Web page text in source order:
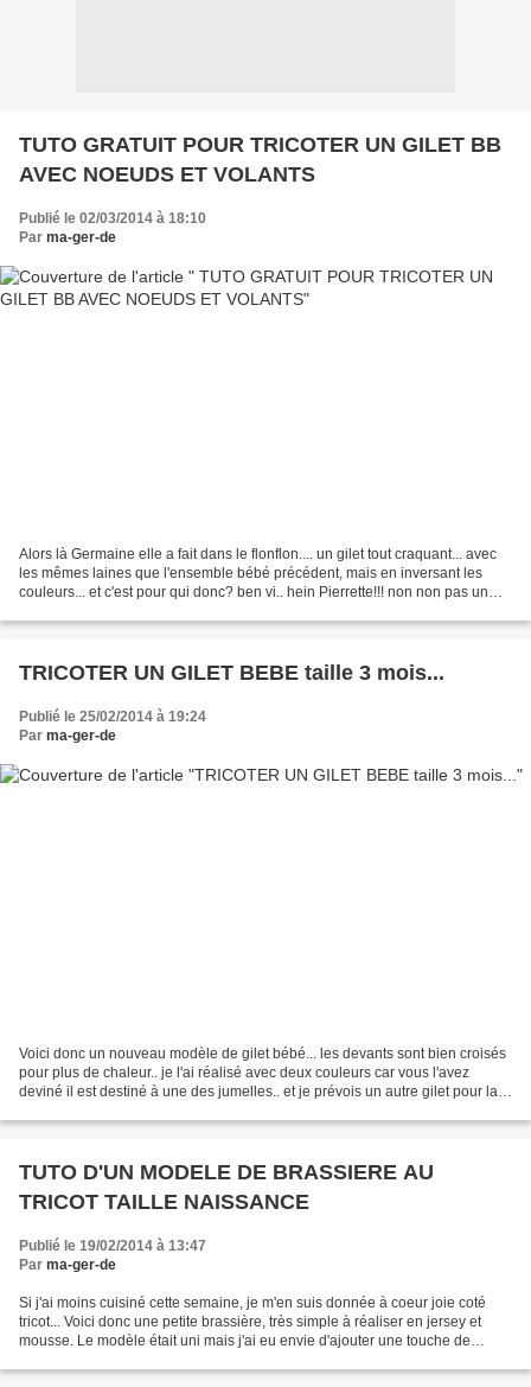
TUTO GRATUIT POUR TRICOTER UN GILET BB
AVEC NOEUDS ET VOLANTS
Publié le 02/03/2014 à 18:10
Par ma-ger-de
Alors là Germaine elle a fait dans le flonflon.... un gilet tout craquant... avec
les mêmes laines que l'ensemble bébé précédent, mais en inversant les
couleurs... et c'est pour qui donc? ben vi.. hein Pierrette!!! non non pas un
TRICOTER UN GILET BEBE taille 3 mois...
Publié le 25/02/2014 à 19:24
Par ma-ger-de
Voici donc un nouveau modèle de gilet bébé... les devants sont bien croisés
pour plus de chaleur.. je l'ai réalisé avec deux couleurs car vous l'avez
deviné il est destiné à une des jumelles.. et je prévois un autre gilet pour la
TUTO D'UN MODELE DE BRASSIERE AU
TRICOT TAILLE NAISSANCE
Publié le 19/02/2014 à 13:47
Par ma-ger-de
Si j'ai moins cuisiné cette semaine, je m'en suis donnée à coeur joie coté
tricot... Voici donc une petite brassière, très simple à réaliser en jersey et
mousse. Le modèle était uni mais j'ai eu envie d'ajouter une touche de